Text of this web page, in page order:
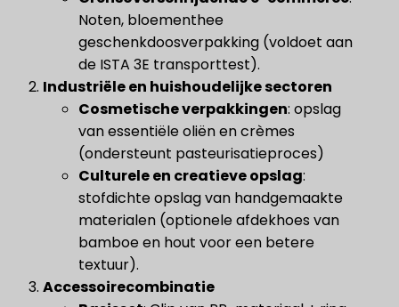
Noten, bloementhee
geschenkdoosverpakking (voldoet aan
de ISTA 3E transporttest).
​Industriële en huishoudelijke sectoren​
Cosmetische verpakkingen​: opslag
van essentiële oliën en crèmes
(ondersteunt pasteurisatieproces)
Culturele en creatieve opslag​:
stofdichte opslag van handgemaakte
materialen (optionele afdekhoes van
bamboe en hout voor een betere
textuur).
​Accessoirecombinatie​